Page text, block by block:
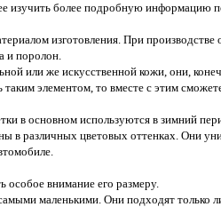
изучить более подробную информацию
изготовления. При производстве
и поролон.
или же искусственной кожи, они,
элементом, то вместе с этим
в основном используются в зимний
в различных цветовых оттенках. Они
особое внимание его размеру.
маленькими. Они подходят только